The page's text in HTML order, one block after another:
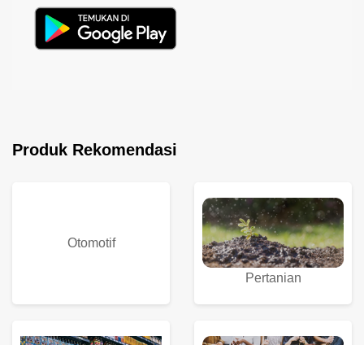
Produk Rekomendasi
Otomotif
Pertanian